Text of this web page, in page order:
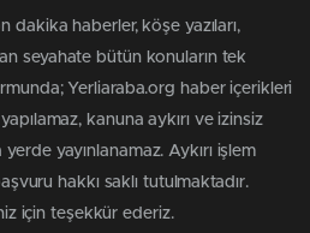
dakika haberler, köşe yazıları,
seyahate bütün konuların tek
Yerliaraba.org haber içerikleri
kanuna aykırı ve izinsiz
yayınlanamaz. Aykırı işlem
hakkı saklı tutulmaktadır.
için teşekkür ederiz.